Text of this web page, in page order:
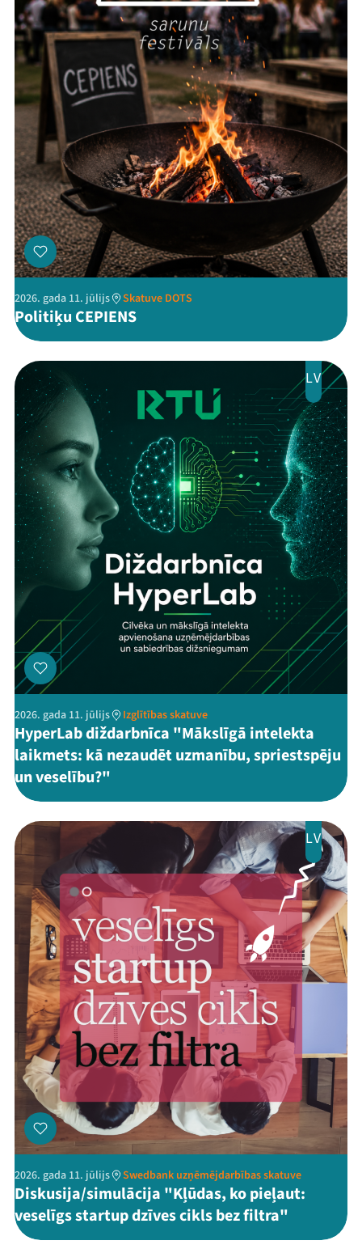
Ziedo
Veikals
Kontakti
ThreadsFacebook
Youtube
X
2026. gada 11. jūlijs Skatuve DOTS
Politiķu CEPIENS
LV
2026. gada 11. jūlijs Izglītības skatuve
HyperLab diždarbnīca "Mākslīgā intelekta
laikmets: kā nezaudēt uzmanību, spriestspēju
un veselību?"
LV
2026. gada 11. jūlijs Swedbank uzņēmējdarbības skatuve
Diskusija/simulācija "Kļūdas, ko pieļaut:
veselīgs startup dzīves cikls bez filtra"